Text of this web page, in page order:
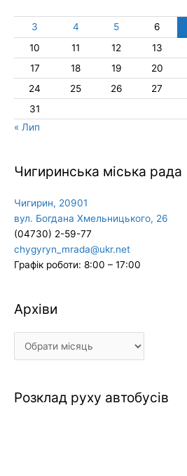
3
4 5 6
10
11 12 13
17
18 19 20
24
25 26 27
31
« Лип
Чигиринська міська рада
Чигирин, 20901
вул. Богдана Хмельницького, 26
(04730) 2-59-77
chygyryn_mrada@ukr.net
Графік роботи: 8:00 – 17:00
Архіви
Архіви
Розклад руху автобусів